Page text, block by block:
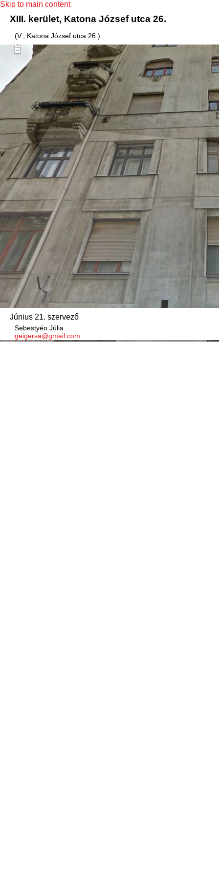
Skip to main content
XIII. kerület, Katona József utca 26.
(V., Katona József utca 26.)
Június 21. szervező
Sebestyén Júlia
geigersa@gmail.com